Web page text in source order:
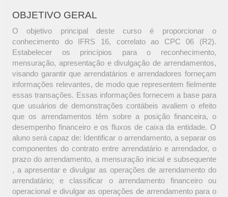
OBJETIVO GERAL
O objetivo principal deste curso é proporcionar o
conhecimento do IFRS 16, correlato ao CPC 06 (R2).
Estabelecer os princípios para o reconhecimento,
mensuração, apresentação e divulgação de arrendamentos,
visando garantir que arrendatários e arrendadores forneçam
informações relevantes, de modo que representem fielmente
essas transações. Essas informações fornecem a base para
que usuários de demonstrações contábeis avaliem o efeito
que os arrendamentos têm sobre a posição financeira, o
desempenho financeiro e os fluxos de caixa da entidade. O
aluno será capaz de: Identificar o arrendamento, a separar os
componentes do contrato entre arrendatário e arrendador, o
prazo do arrendamento, a mensuração inicial e subsequente
, a apresentar e divulgar as operações de arrendamento do
arrendatário; e classificar o arrendamento financeiro ou
operacional e divulgar as operações de arrendamento para o